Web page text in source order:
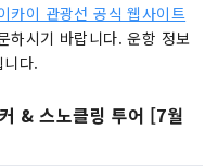
카이 관광선 공식 웹사이트
하시기 바랍니다. 운항 정보
다.
& 스노클링 투어 [7월